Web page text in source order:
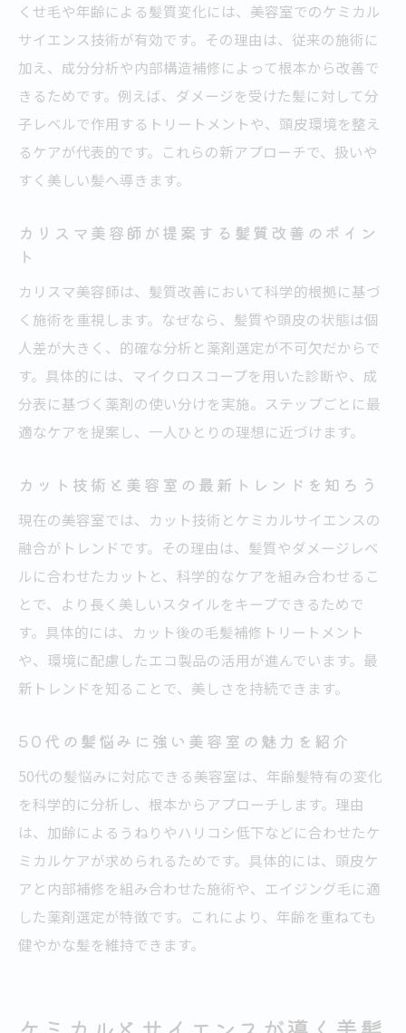
説
最新分析技術が美容室選びに役立つ理由
くせ毛や年齢髪を変える最新施術法
美容室で叶うくせ毛改善の施術事例を紹介
流れ
札幌の美容室が実践するエイジングケア最
前線
くせ毛悩みを解決する美容室の最新トリー
トメント
美容室選びに迷う方へ科学的アドバイス
科学的視点で美容室を選ぶ際のチェックポ
説
くせ毛対応美容室の選び方とその理由
50代におすすめの美容室で髪質改善を実感
サイエンス重視の美容室選びで失敗しない
理想のヘアケアは美容室で叶う理由
美容室で受ける理想ヘアケアのステップを
紹介
科学的アプローチが叶える美髪の秘訣とは
美容室のプロ技術で髪悩みを根本から改善
カットが上手い美容室のヘアケア提案術
美容室定期利用で美髪をキープするコツ
くせ毛や年齢による髪質変化には、美容室でのケミカル
サイエンス技術が有効です。その理由は、従来の施術に
加え、成分分析や内部構造補修によって根本から改善で
きるためです。例えば、ダメージを受けた髪に対して分
子レベルで作用するトリートメントや、頭皮環境を整え
るケアが代表的です。これらの新アプローチで、扱いや
すく美しい髪へ導きます。
カリスマ美容師が提案する髪質改善のポイン
ト
カリスマ美容師は、髪質改善において科学的根拠に基づ
く施術を重視します。なぜなら、髪質や頭皮の状態は個
人差が大きく、的確な分析と薬剤選定が不可欠だからで
す。具体的には、マイクロスコープを用いた診断や、成
分表に基づく薬剤の使い分けを実施。ステップごとに最
適なケアを提案し、一人ひとりの理想に近づけます。
カット技術と美容室の最新トレンドを知ろう
現在の美容室では、カット技術とケミカルサイエンスの
融合がトレンドです。その理由は、髪質やダメージレベ
ルに合わせたカットと、科学的なケアを組み合わせるこ
とで、より長く美しいスタイルをキープできるためで
す。具体的には、カット後の毛髪補修トリートメント
や、環境に配慮したエコ製品の活用が進んでいます。最
新トレンドを知ることで、美しさを持続できます。
50代の髪悩みに強い美容室の魅力を紹介
50代の髪悩みに対応できる美容室は、年齢髪特有の変化
を科学的に分析し、根本からアプローチします。理由
は、加齢によるうねりやハリコシ低下などに合わせたケ
ミカルケアが求められるためです。具体的には、頭皮ケ
アと内部補修を組み合わせた施術や、エイジング毛に適
した薬剤選定が特徴です。これにより、年齢を重ねても
健やかな髪を維持できます。